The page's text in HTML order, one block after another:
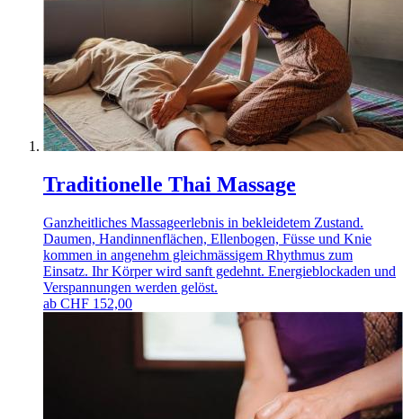
Traditionelle Thai Massage
Ganzheitliches Massageerlebnis in bekleidetem Zustand.
Daumen, Handinnenflächen, Ellenbogen, Füsse und Knie
kommen in angenehm gleichmässigem Rhythmus zum
Einsatz. Ihr Körper wird sanft gedehnt. Energieblockaden und
Verspannungen werden gelöst.
ab CHF 152,00